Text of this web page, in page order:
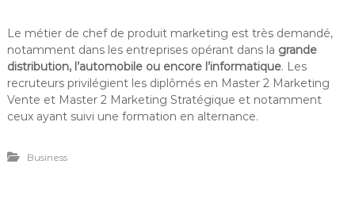
Le métier de chef de produit marketing est très demandé,
notamment dans les entreprises opérant dans la grande
distribution, l’automobile ou encore l’informatique. Les
recruteurs privilégient les diplômés en Master 2 Marketing
Vente et Master 2 Marketing Stratégique et notamment
ceux ayant suivi une formation en alternance.
Business